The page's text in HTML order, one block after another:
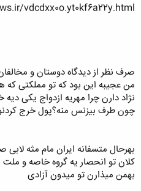
vdcdxx0o.yt0kf6a22y.html
صرف نظر از دیدگاه دوستان و
من عجیبه این بود که تو مملکتی
چون طرف بیزنس منه؟پول خرج
بهرحال متسفانه ایران مام مثه
بهمن میذارن تو میدون آزادی